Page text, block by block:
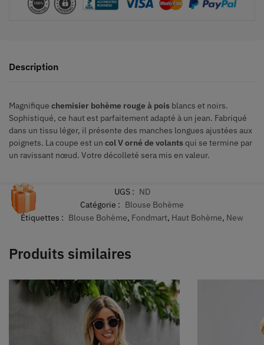
Description
Magnifique chemisier bohème rouge à pois blancs et noirs.
Sophistiqué, ce haut est parfaitement adapté à un jean. Fabriqué
dans un tissu léger, il présente des manches longues ajustées aux
poignets. La coupe est un col V orné de volantsqui se termine par
un ravissant nœud. Votre décolleté sera mis en valeur.
UGS : ND
Catégorie : Blouse Bohème
Étiquettes : Blouse Bohème, Fondmart, Haut Bohème, New
Produits similaires